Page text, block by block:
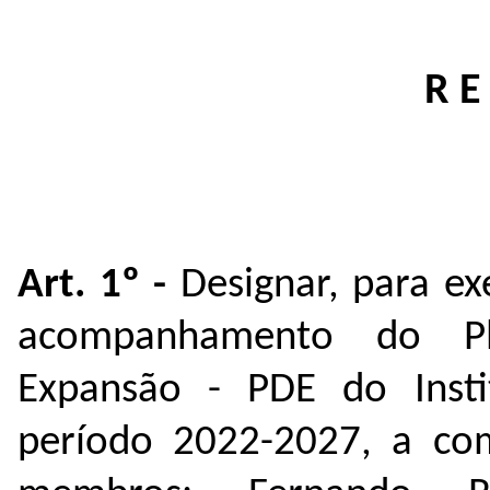
R
Art. 1º - Designar, para
acompanhamento do
Expansão - PDE do
período 2022-2027, a